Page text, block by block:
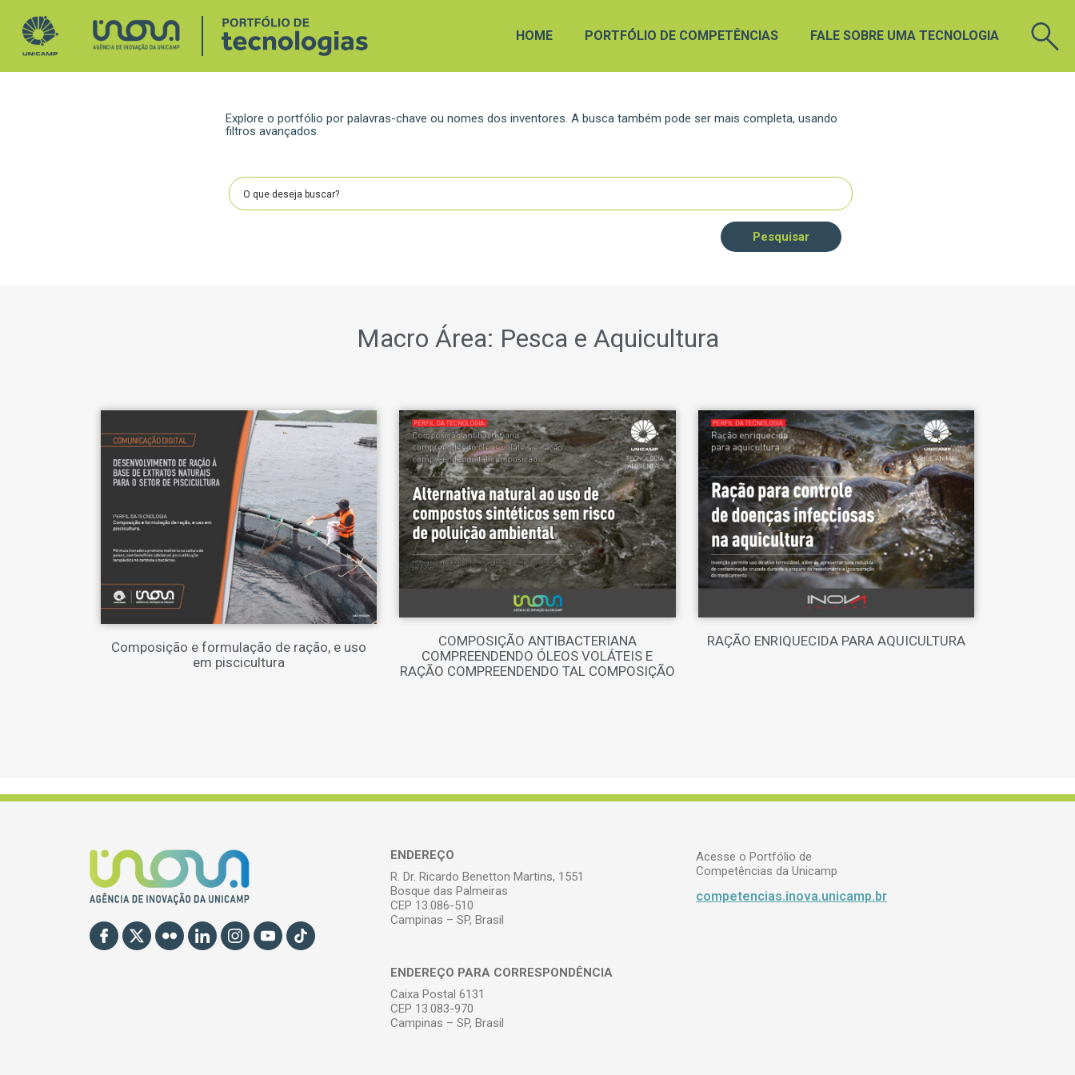
HOME PORTFÓLIO DE COMPETÊNCIAS FALE SOBRE UMA TECNOLOGIA
Explore o portfólio por palavras-chave ou nomes dos inventores. A busca também pode ser mais completa, usando
filtros avançados.
Pesquisar
Macro Área: Pesca e Aquicultura
Composição e formulação de ração, e uso
em piscicultura
COMPOSIÇÃO ANTIBACTERIANA
COMPREENDENDO ÓLEOS VOLÁTEIS E
RAÇÃO COMPREENDENDO TAL COMPOSIÇÃO
RAÇÃO ENRIQUECIDA PARA AQUICULTURA
ENDEREÇO
R. Dr. Ricardo Benetton Martins, 1551
Bosque das Palmeiras
CEP 13.086-510
Campinas – SP, Brasil
ENDEREÇO PARA CORRESPONDÊNCIA
Caixa Postal 6131
CEP 13.083-970
Campinas – SP, Brasil
Acesse o Portfólio de
Competências da Unicamp
competencias.inova.unicamp.br